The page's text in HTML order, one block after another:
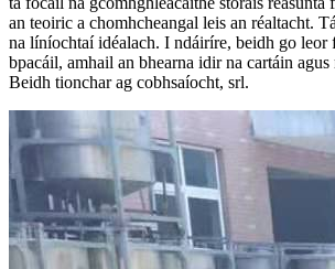
an teoiric a chomhcheangal leis an réaltacht.
na líníochtaí idéalach. I ndáiríre, beidh go leor
bpacáil, amhail an bhearna idir na cartáin agus
Beidh tionchar ag cobhsaíocht, srl.